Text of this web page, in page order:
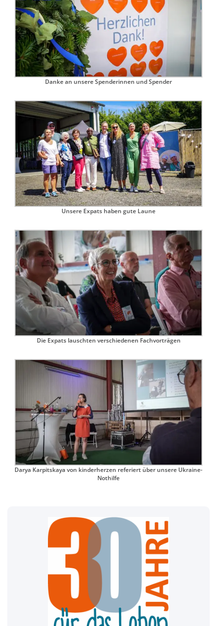
Danke an unsere Spenderinnen und Spender
Unsere Expats haben gute Laune
Die Expats lauschten verschiedenen Fachvorträgen
Darya Karpitskaya von kinderherzen referiert über unsere Ukraine-
Nothilfe